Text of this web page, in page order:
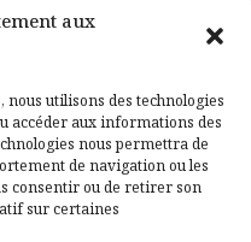
aux
utilisons des technologies
accéder aux informations des
nous permettra de
de navigation ou les
consentir ou de retirer son
sur certaines